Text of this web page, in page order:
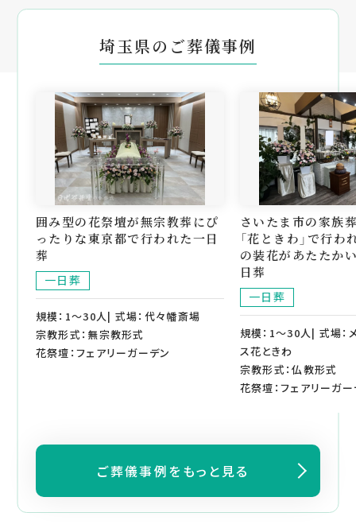
埼玉県のご葬儀事例
囲み型の花祭壇が無宗教葬にぴ
ったりな東京都で行われた一日
葬
一日葬
規模：1～30人| 式場：代々幡斎場
宗教形式：無宗教形式
花祭壇：フェアリーガーデン
さいたま市の家族
「花ときわ」で行わ
の装花があたたか
日葬
一日葬
規模：1～30人| 式場：
ス花ときわ
宗教形式：仏教形式
花祭壇：フェアリーガ
ご葬儀事例をもっと見る